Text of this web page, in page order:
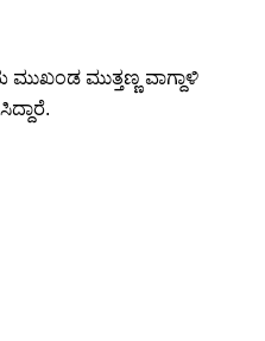
ಮುತ್ತಣ್ಣ ವಾಗ್ದಾಳಿ